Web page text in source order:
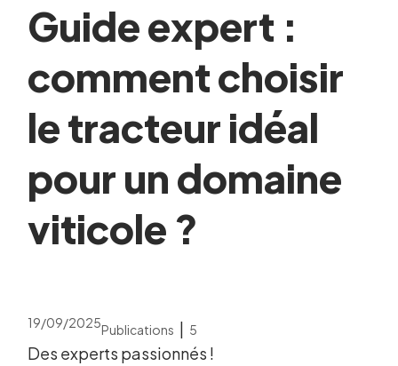
Guide expert :
comment choisir
le tracteur idéal
pour un domaine
viticole ?
19/09/2025Publications | 5
Des experts passionnés !